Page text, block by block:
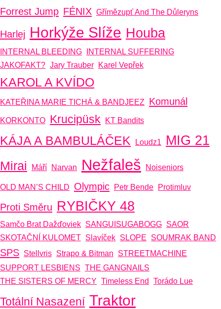
Forrest Jump FÉNIX Gřímězupť And The Důleryns
Harlej Horkýže Slíže Houba
INTERNAL BLEEDING
INTERNAL SUFFERING
JAKOFAKT? Jary Trauber Karel Vepřek
KAROL A KVÍDO
KATEŘINA MARIE TICHÁ & BANDJEEZ Komunál
KORKONTO Krucipüsk KT Bandits
KÁJA A BAMBULÁČEK Loudz1 MIG 21
Mirai Máří Narvan Nežfaleš Noiseniors
OLD MAN’S CHILD Olympic Petr Bende Protimluv
Proti Směru RYBIČKY 48
Samčo Brat Dažďoviek SANGUISUGABOGG SAOR
SKOTAČNÍ KULOMET Slavíček SLOPE SOUMRAK BAND
SPS Stellvris Strapo & Bitman
STREETMACHINE
SUPPORT LESBIENS THE GANGNAILS
THE SISTERS OF MERCY Timeless End Torádo Lue
Totální Nasazení Traktor